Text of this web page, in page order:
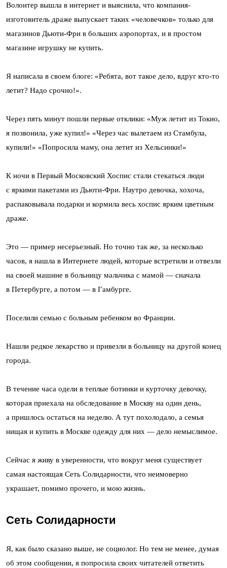
Волонтер вышла в интернет и выяснила, что компания-
изготовитель драже выпускает таких «человечков» только для
магазинов Дьюти-Фри в больших аэропортах, и в простом
магазине игрушку не купить.
Я написала в своем блоге: «Ребята, вот такое дело, вдруг кто-то
летит? Надо срочно!».
Через пять минут пошли первые отклики: «Муж летит из Токио,
я позвонила, уже купил!» «Через час вылетаем из Стамбула,
купили!» «Попросила маму, она летит из Хельсинки!»
К ночи в Первый Московский Хоспис стали стекаться люди
с яркими пакетами из Дьюти-Фри. Наутро девочка, хохоча,
распаковывала подарки и кормила весь хоспис ярким цветным
драже.
Это — пример несерьезный. Но точно так же, за несколько
часов, я нашла в Интернете людей, которые встретили и отвезли
на своей машине в больницу мальчика с мамой — сначала
в Петербурге, а потом — в Гамбурге.
Поселили семью с больным ребенком во Франции.
Нашли редкое лекарство и привезли в больницу на другой конец
города.
В течение часа одели в теплые ботинки и курточку девочку,
которая приехала на обследование в Москву на один день,
а пришлось остаться на неделю. А тут похолодало, а семья
нищая и купить в Москве одежду для них — дело немыслимое.
Сейчас я живу в уверенности, что вокруг меня существует
самая настоящая Сеть Солидарности, что неимоверно
украшает, помимо прочего, и мою жизнь.
Сеть Солидарности
Я, как было сказано выше, не социолог. Но тем не менее, думая
об этом сообщении, я попросила своих читателей ответить